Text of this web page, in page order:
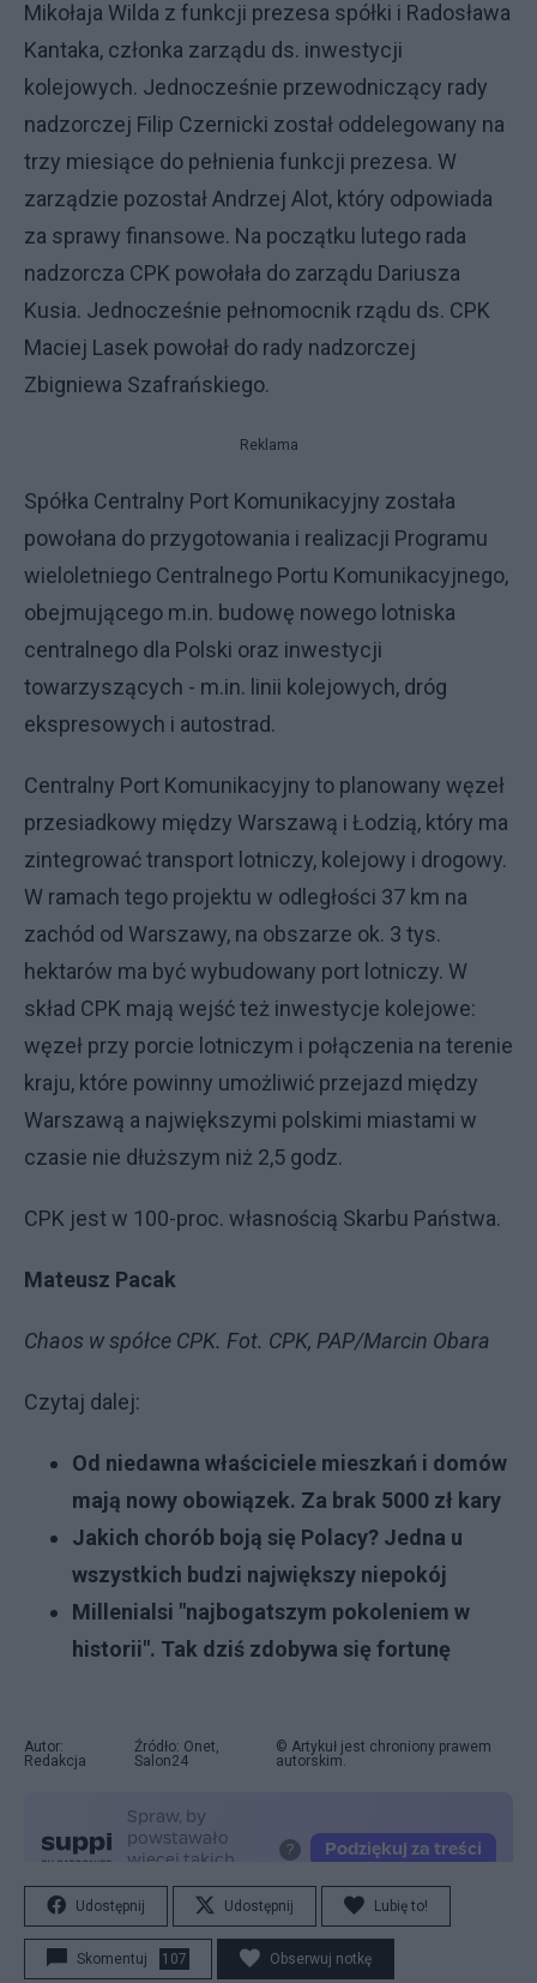
Mikołaja Wilda z funkcji prezesa spółki i Radosława
Kantaka, członka zarządu ds. inwestycji
kolejowych. Jednocześnie przewodniczący rady
nadzorczej Filip Czernicki został oddelegowany na
trzy miesiące do pełnienia funkcji prezesa. W
zarządzie pozostał Andrzej Alot, który odpowiada
za sprawy finansowe. Na początku lutego rada
nadzorcza CPK powołała do zarządu Dariusza
Kusia. Jednocześnie pełnomocnik rządu ds. CPK
Maciej Lasek powołał do rady nadzorczej
Zbigniewa Szafrańskiego.
Reklama
Spółka Centralny Port Komunikacyjny została
powołana do przygotowania i realizacji Programu
wieloletniego Centralnego Portu Komunikacyjnego,
obejmującego m.in. budowę nowego lotniska
centralnego dla Polski oraz inwestycji
towarzyszących - m.in. linii kolejowych, dróg
ekspresowych i autostrad.
Centralny Port Komunikacyjny to planowany węzeł
przesiadkowy między Warszawą i Łodzią, który ma
zintegrować transport lotniczy, kolejowy i drogowy.
W ramach tego projektu w odległości 37 km na
zachód od Warszawy, na obszarze ok. 3 tys.
hektarów ma być wybudowany port lotniczy. W
skład CPK mają wejść też inwestycje kolejowe:
węzeł przy porcie lotniczym i połączenia na terenie
kraju, które powinny umożliwić przejazd między
Warszawą a największymi polskimi miastami w
czasie nie dłuższym niż 2,5 godz.
CPK jest w 100-proc. własnością Skarbu Państwa.
Mateusz Pacak
Chaos w spółce CPK. Fot. CPK, PAP/Marcin Obara
Czytaj dalej:
Od niedawna właściciele mieszkań i domów
mają nowy obowiązek. Za brak 5000 zł kary
Jakich chorób boją się Polacy? Jedna u
wszystkich budzi największy niepokój
Millenialsi "najbogatszym pokoleniem w
historii". Tak dziś zdobywa się fortunę
Autor:
Redakcja
Źródło: Onet,
Salon24
© Artykuł jest chroniony prawem
autorskim.
Udostępnij Udostępnij Lubię to!
Skomentuj 107 Obserwuj notkę